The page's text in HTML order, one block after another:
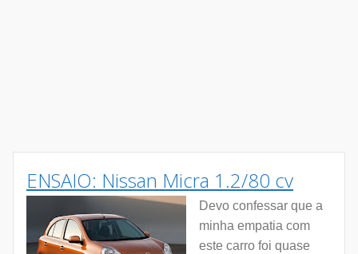
ENSAIO: Nissan Micra 1.2/80 cv
Devo confessar que a
minha empatia com
este carro foi quase